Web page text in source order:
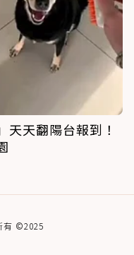
天翻陽台報到！
有 ©2025